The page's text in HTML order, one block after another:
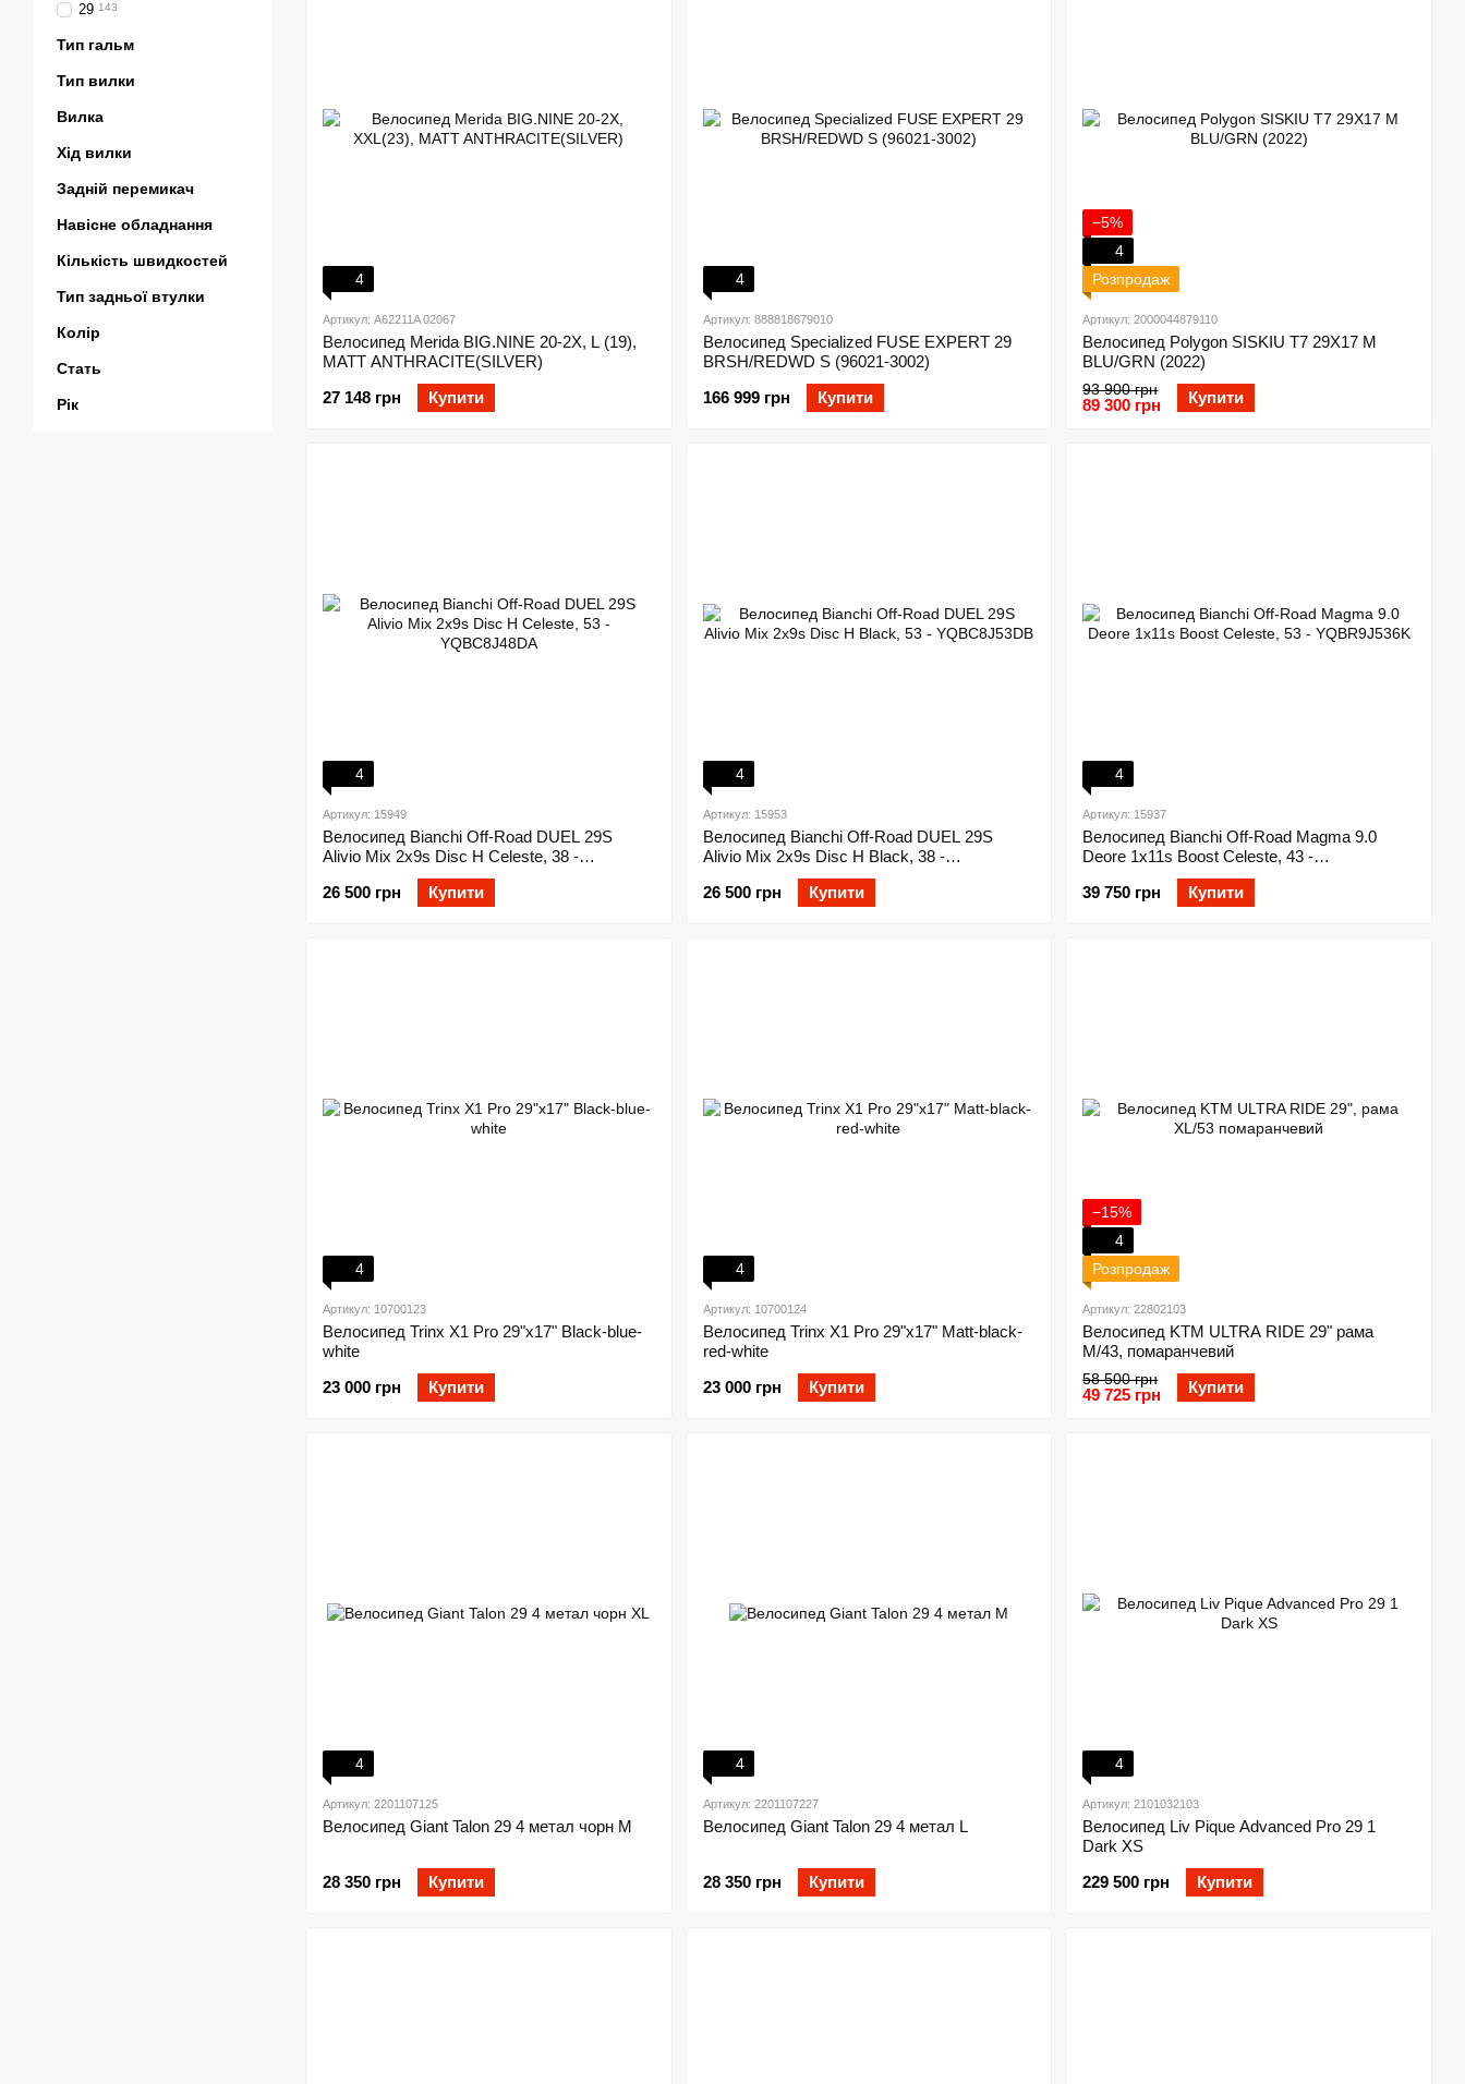
4
Артикул: A62211A 02067
Велосипед Merida BIG.NINE 20-2X, L (19),
MATT ANTHRACITE(SILVER)
27 148 грн
Купити
4
Артикул: 888818679010
Велосипед Specialized FUSE EXPERT 29
BRSH/REDWD S (96021-3002)
166 999 грн
Купити
−5%
4
Розпродаж
Артикул: 2000044879110
Велосипед Polygon SISKIU T7 29X17 M
BLU/GRN (2022)
93 900 грн
89 300 грн Купити
4
Артикул: 15949
Велосипед Bianchi Off-Road DUEL 29S
Alivio Mix 2x9s Disc H Celeste, 38 -
YQBC8J38DA
26 500 грн
Купити
4
Артикул: 15953
Велосипед Bianchi Off-Road DUEL 29S
Alivio Mix 2x9s Disc H Black, 38 -
YQBC8J38DB
26 500 грн
Купити
4
Артикул: 15937
Велосипед Bianchi Off-Road Magma 9.0
Deore 1x11s Boost Celeste, 43 -
YQBR9J436K
39 750 грн
Купити
4
Артикул: 10700123
Велосипед Trinx X1 Pro 29"x17" Black-blue-
white
23 000 грн
Купити
4
Артикул: 10700124
Велосипед Trinx X1 Pro 29"x17" Matt-black-
red-white
23 000 грн
Купити
−15%
4
Розпродаж
Артикул: 22802103
Велосипед KTM ULTRA RIDE 29" рама
M/43, помаранчевий
58 500 грн
49 725 грн Купити
4
Артикул: 2201107125
Велосипед Giant Talon 29 4 метал чорн M
28 350 грн Купити
4
Артикул: 2201107227
Велосипед Giant Talon 29 4 метал L
28 350 грн Купити
4
Артикул: 2101032103
Велосипед Liv Pique Advanced Pro 29 1
Dark XS
229 500 грн
Купити
29 143
Тип гальм
Тип вилки
Вилка
Хід вилки
Задній перемикач
Навісне обладнання
Кількість швидкостей
Тип задньої втулки
Колір
Стать
Рік